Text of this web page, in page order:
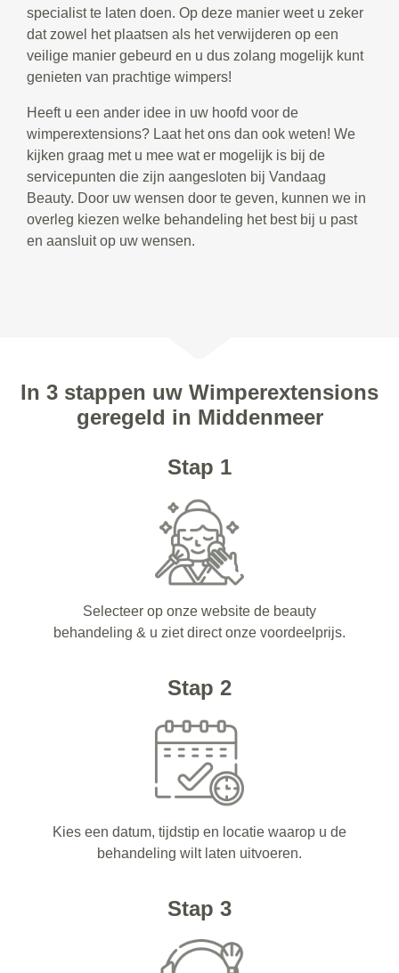
specialist te laten doen. Op deze manier weet u zeker
dat zowel het plaatsen als het verwijderen op een
veilige manier gebeurd en u dus zolang mogelijk kunt
genieten van prachtige wimpers!
Heeft u een ander idee in uw hoofd voor de
wimperextensions? Laat het ons dan ook weten! We
kijken graag met u mee wat er mogelijk is bij de
servicepunten die zijn aangesloten bij Vandaag
Beauty. Door uw wensen door te geven, kunnen we in
overleg kiezen welke behandeling het best bij u past
en aansluit op uw wensen.
In 3 stappen uw Wimperextensions
geregeld in Middenmeer
Stap 1
Selecteer op onze website de beauty
behandeling & u ziet direct onze voordeelprijs.
Stap 2
Kies een datum, tijdstip en locatie waarop u de
behandeling wilt laten uitvoeren.
Stap 3